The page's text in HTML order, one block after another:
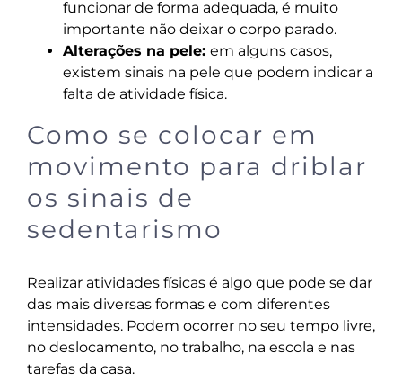
funcionar de forma adequada, é muito
importante não deixar o corpo parado.
Alterações na pele: em alguns casos,
existem sinais na pele que podem indicar a
falta de atividade física.
Como se colocar em
movimento para driblar
os sinais de
sedentarismo
Realizar atividades físicas é algo que pode se dar
das mais diversas formas e com diferentes
intensidades. Podem ocorrer no seu tempo livre,
no deslocamento, no trabalho, na escola e nas
tarefas da casa.